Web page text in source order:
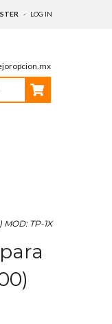
- LOG IN
TP-1X